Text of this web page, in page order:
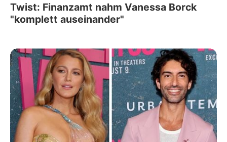
Twist: Finanzamt nahm Vanessa Borck
"komplett auseinander"